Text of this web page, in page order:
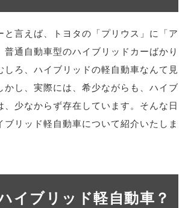
と言えば、トヨタの「プリウス」に「ア
普通自動車型のハイブリッドカーばかり
しろ、ハイブリッドの軽自動車なんて見
かし、実際には、希少ながらも、ハイブ
、少なからず存在しています。そんな日
ブリッド軽自動車について紹介いたしま
イブリッド軽自動車？